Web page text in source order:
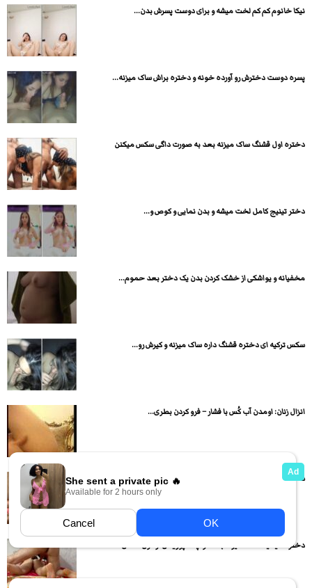
نیکا خانوم کم کم لخت میشه و برای دوست پسرش بدن...
پسره دوست دخترش رو آورده خونه و دختره براش ساک میزنه...
دختره اول قشنگ ساک میزنه بعد به صورت داگی سکس میکنن
دختر تینیج کامل لخت میشه و بدن نمایی و کوص و...
مخفیانه و یواشکی از خشک کردن بدن یک دختر بعد حموم...
سکس ترکیه ای دختره قشنگ داره ساک میزنه و کیرش رو...
انزال زنان: اومدن آب کُس با فشار – فرو کردن بطری...
سکس تریسام ایرانی اول برا هردو پسر نوبتی ساک میزنه بعد...
دختره میشینه ساک میزنه بعد تو چند پوزیشن از کون سکس...